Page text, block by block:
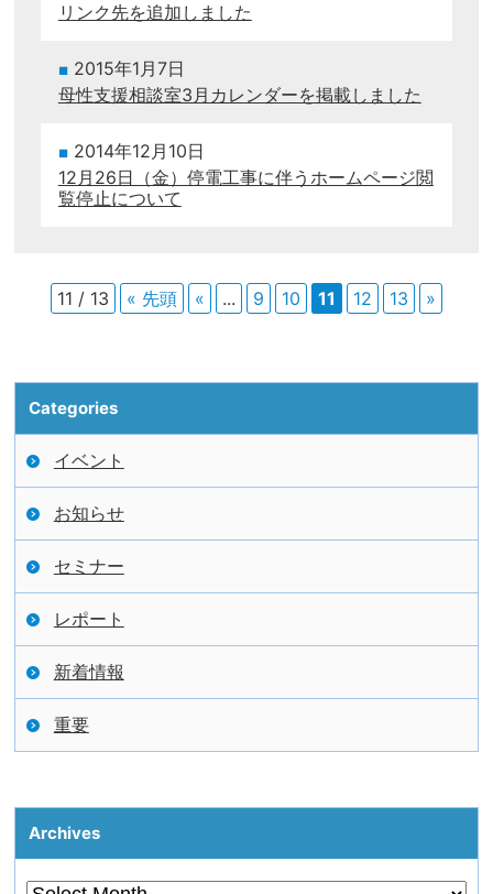
リンク先を追加しました
2015年1月7日
母性支援相談室3月カレンダーを掲載しました
2014年12月10日
12月26日（金）停電工事に伴うホームページ閲
覧停止について
11 / 13 « 先頭 « ... 9 10 11 12 13 »
Categories
イベント
お知らせ
セミナー
レポート
新着情報
重要
Archives